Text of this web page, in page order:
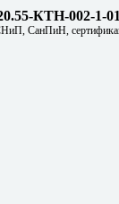
КТН-002-1-
СанПиН,